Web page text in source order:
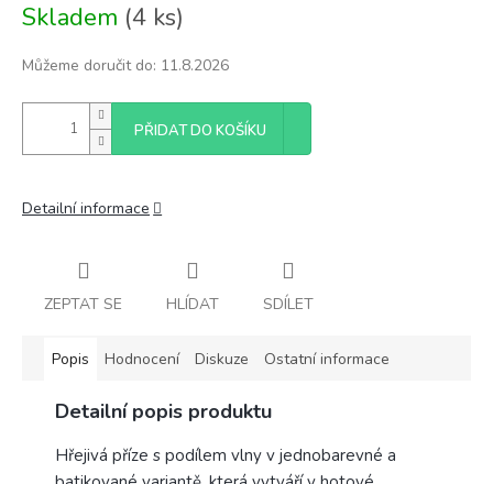
Skladem (4 ks)
Můžeme doručit do: 11.8.2026
PŘIDAT DO KOŠÍKU
Detailní informace
ZEPTAT SE HLÍDAT SDÍLET
Popis Hodnocení Diskuze Ostatní informace
Detailní popis produktu
Hřejivá příze s podílem vlny v jednobarevné a